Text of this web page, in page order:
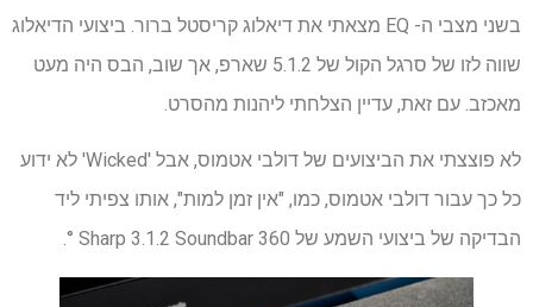
בשני מצבי ה- EQ מצאתי את דיאלוג קריסטל ברור. ביצועי הדיאלוג
שווה לזו של סרגל הקול של 5.1.2 שארפ, אך שוב, הבס היה מעט
מאכזב. עם זאת, עדיין הצלחתי ליהנות מהסרט.
לא פוצצתי את הביצועים של דולבי אטמוס, אבל 'Wicked' לא ידוע
כל כך עבור דולבי אטמוס, כמו, "אין זמן למות", אותו צפיתי ליד
הבדיקה של ביצועי השמע של Sharp 3.1.2 Soundbar 360 °.